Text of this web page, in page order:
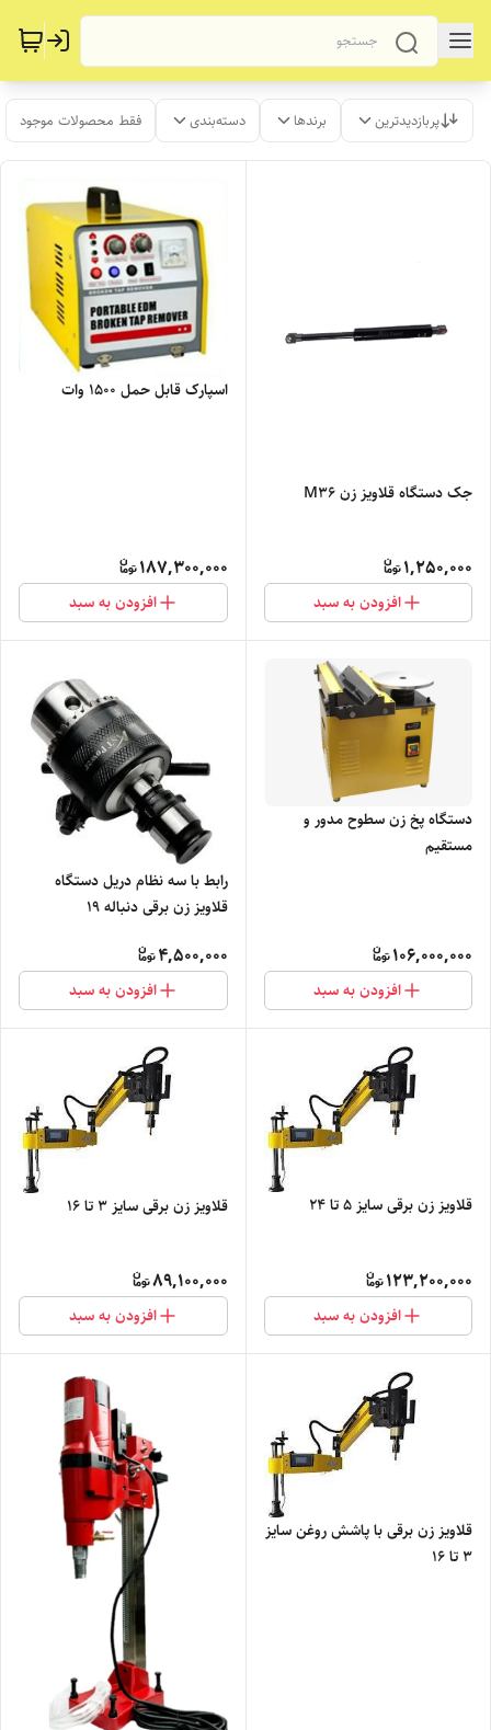
پربازدیدترین برندها دسته‌بندی فقط محصولات موجود
جک دستگاه قلاویز زن M36
1,250,000
افزودن به سبد
اسپارک قابل حمل 1500 وات
187,300,000
افزودن به سبد
دستگاه پخ زن سطوح مدور و
مستقیم
106,000,000
افزودن به سبد
رابط با سه نظام دریل دستگاه
قلاویز زن برقی دنباله 19
4,500,000
افزودن به سبد
قلاویز زن برقی سایز 5 تا 24
123,200,000
افزودن به سبد
قلاویز زن برقی سایز 3 تا 16
89,100,000
افزودن به سبد
قلاویز زن برقی با پاشش روغن سایز
3 تا 16